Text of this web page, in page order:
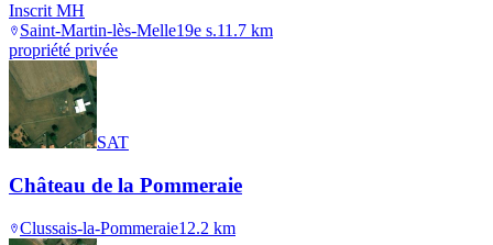
Inscrit MH
Saint-Martin-lès-Melle19e s.11.7 km
propriété privée
SAT
Château de la Pommeraie
Clussais-la-Pommeraie12.2 km